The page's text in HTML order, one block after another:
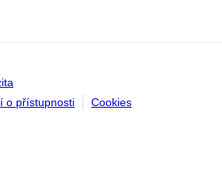
o přístupnosti Cookies